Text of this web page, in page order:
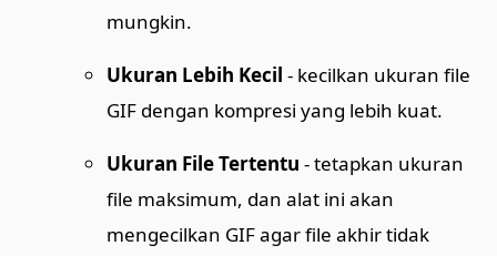
mungkin.
Ukuran Lebih Kecil - kecilkan ukuran file
GIF dengan kompresi yang lebih kuat.
Ukuran File Tertentu - tetapkan ukuran
file maksimum, dan alat ini akan
mengecilkan GIF agar file akhir tidak